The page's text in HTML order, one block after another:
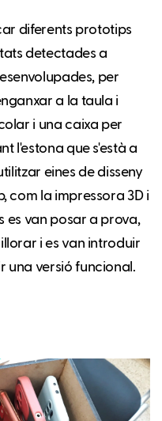
diferents prototips
detectades a
per
a la taula i
i una caixa per
l'estona que s'està a
eines de disseny
com la impressora 3D i
es van posar a prova,
i es van introduir
una versió funcional.